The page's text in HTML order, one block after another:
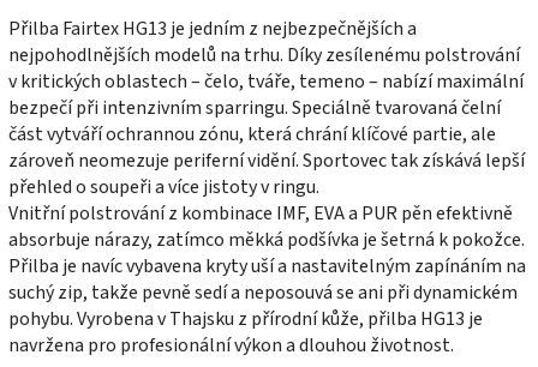
Přilba Fairtex HG13 je jedním z nejbezpečnějších a
nejpohodlnějších modelů na trhu. Díky zesílenému polstrování
v kritických oblastech – čelo, tváře, temeno – nabízí maximální
bezpečí při intenzivním sparringu. Speciálně tvarovaná čelní
část vytváří ochrannou zónu, která chrání klíčové partie, ale
zároveň neomezuje periferní vidění. Sportovec tak získává lepší
přehled o soupeři a více jistoty v ringu.
Vnitřní polstrování z kombinace IMF, EVA a PUR pěn efektivně
absorbuje nárazy, zatímco měkká podšívka je šetrná k pokožce.
Přilba je navíc vybavena kryty uší a nastavitelným zapínáním na
suchý zip, takže pevně sedí a neposouvá se ani při dynamickém
pohybu. Vyrobena v Thajsku z přírodní kůže, přilba HG13 je
navržena pro profesionální výkon a dlouhou životnost.